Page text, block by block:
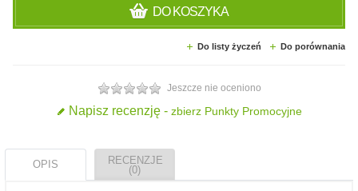
DO KOSZYKA
Do listy życzeń Do porównania
Jeszcze nie oceniono
Napisz recenzję - zbierz Punkty Promocyjne
OPIS
RECENZJE
(0)